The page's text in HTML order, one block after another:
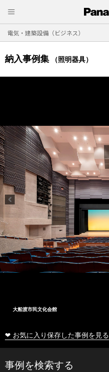
電気・建築設備（ビジネス）
納入事例集 （照明器具）
大船渡市民文化会館
❤ お気に入り保存した事例を見る
事例を検索する